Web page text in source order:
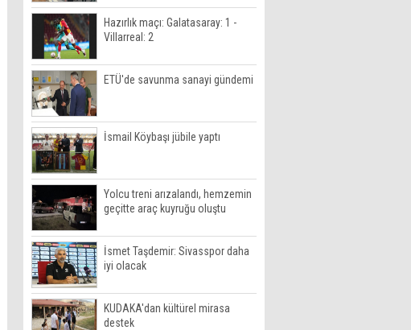
Hazırlık maçı: Galatasaray: 1 -
Villarreal: 2
ETÜ'de savunma sanayi gündemi
İsmail Köybaşı jübile yaptı
Yolcu treni arızalandı, hemzemin
geçitte araç kuyruğu oluştu
İsmet Taşdemir: Sivasspor daha
iyi olacak
KUDAKA'dan kültürel mirasa
destek